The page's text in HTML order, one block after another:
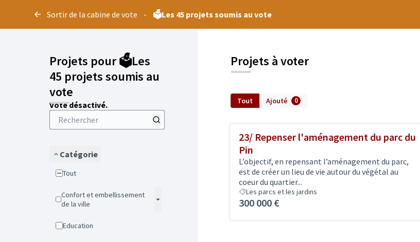
Sortir de la cabine de vote - 🗳️Les 45 projets soumis au vote
Projets pour 🗳️Les
45 projets soumis au
vote
Vote désactivé.
Catégorie
Tout
Confort et embellissement
de la ville
Education
Projets à voter
Tout Ajouté 0
23/ Repenser l'aménagement du parc du
Pin
L’objectif, en repensant l’aménagement du parc,
est de créer un lieu de vie autour du végétal au
coeur du quartier...
Les parcs et les jardins
300 000 €